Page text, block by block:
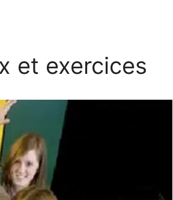
et exercices